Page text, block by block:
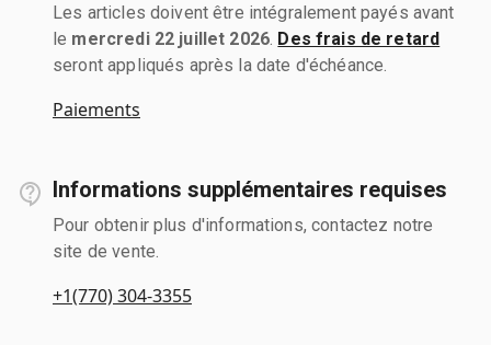
Les articles doivent être intégralement payés avant
le mercredi 22 juillet 2026 Des frais de retard
seront appliqués après la date d'échéance.
Paiements
Informations supplémentaires requises
Pour obtenir plus d'informations, contactez notre
site de vente.
+1(770) 304-3355